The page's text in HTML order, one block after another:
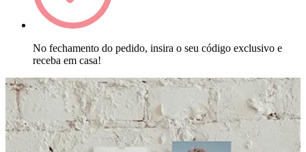
No fechamento do pedido, insira o seu código exclusivo e
receba em casa!